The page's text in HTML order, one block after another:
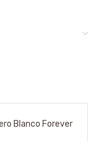
Blanco Forever